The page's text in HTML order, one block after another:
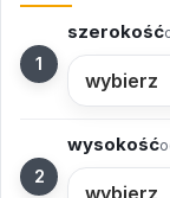
szerokość
wysokość